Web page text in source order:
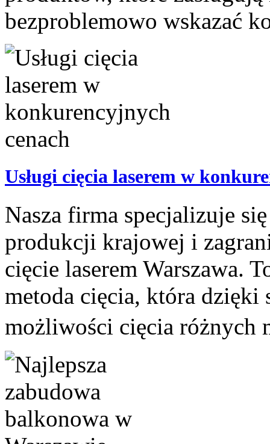
bezproblemowo wskazać
Usługi cięcia laserem w
Nasza firma specjalizuje
produkcji krajowej i
cięcie laserem Warszawa.
metoda cięcia, która dzięki
możliwości cięcia różnych